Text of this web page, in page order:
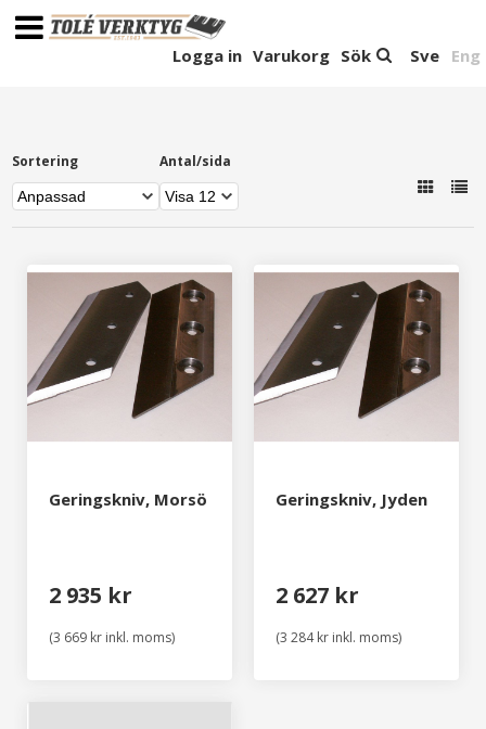
Sve Eng
Sök
Varukorg
Logga in
Sortering Antal/sida
Geringskniv, Morsö
2 935 kr
(3 669 kr inkl. moms)
Geringskniv, Jyden
2 627 kr
(3 284 kr inkl. moms)